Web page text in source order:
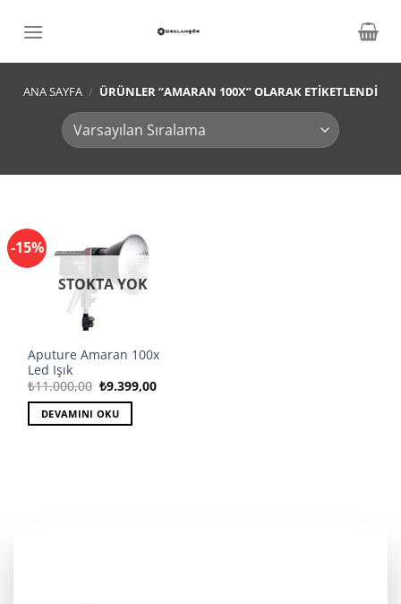
ANA SAYFA / ÜRÜNLER “AMARAN 100X” OLARAK ETIKETLENDI
-15%
STOKTA YOK
Aputure Amaran 100x
Led Işık
₺11.000,00 Orijinal
₺11.000,00.
₺9.399,00Şu
DEVAMINI OKU